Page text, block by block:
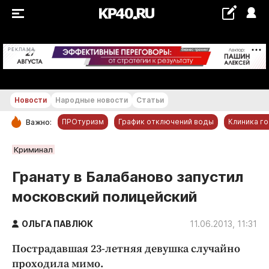
РЕКЛАМА +29...+30 °С
РУБРИКИ
Новости компаний
Статьи
Народные новости
Благоустройство
Новости Народные новости Статьи
Важно: ПРОтуризм График отключений воды Клиника
Криминал
Гранату в Балабаново запустил
московский полицейский
ОЛЬГА ПАВЛЮК 11.06.2013, 11:31
Пострадавшая 23-летняя девушка случайно
проходила мимо.